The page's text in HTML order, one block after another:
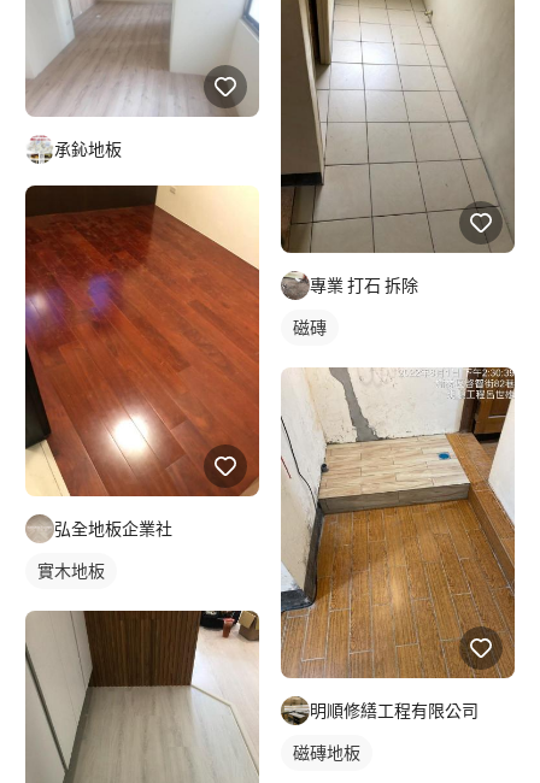
承鈊地板
弘全地板企業社
實木地板
專業 打石 拆除
磁磚
明順修繕工程有限公司
磁磚地板